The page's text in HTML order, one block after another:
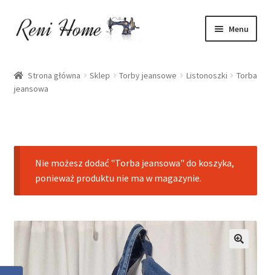
Przejdź
do
Przejdź
do
Menu
Kontakt
O mnie
Oferta
Polityka prywatności
Strona główna Sklep Torby jeansowe Listonoszki
Torba
jeansowa
Nie możesz dodać "Torba jeansowa" do koszyka,
ponieważ produktu nie ma w magazynie.